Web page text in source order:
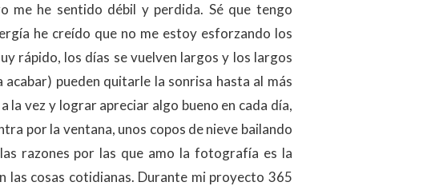
me he sentido débil y perdida. Sé que tengo
he creído que no me estoy esforzando los
rápido, los días se vuelven largos y los largos
pueden quitarle la sonrisa hasta al más
la vez y lograr apreciar algo bueno en cada día,
por la ventana, unos copos de nieve bailando
razones por las que amo la fotografía es la
las cosas cotidianas. Durante mi proyecto 365